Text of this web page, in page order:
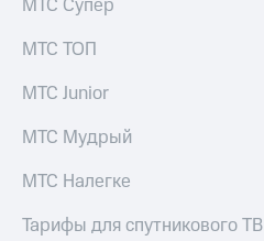
полисов
Скидка 30%
МТС
МТС
РИИЛ
дешевле
с карты
товаров
Скидки
МТС Супер
МТС ТОП
МТС Junior
МТС Мудрый
МТС Налегке
Тарифы для спутникового ТВ